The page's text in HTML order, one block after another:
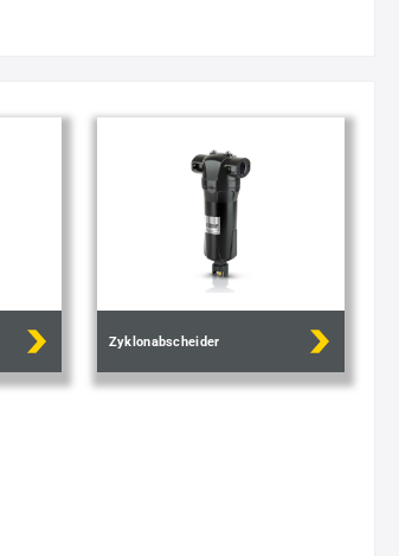
Zyklonabscheider